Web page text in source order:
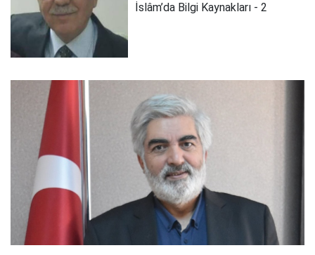
İslâm’da Bilgi Kaynakları - 2